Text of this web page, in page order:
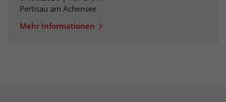
Pertisau am Achensee
Mehr Informationen